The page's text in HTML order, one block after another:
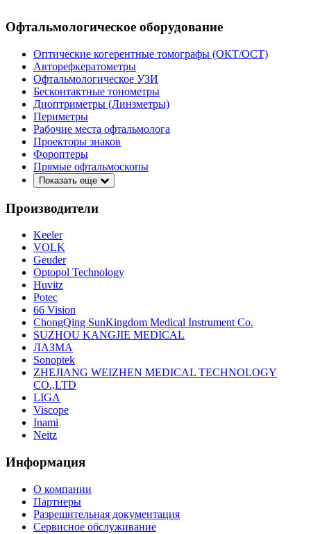
Офтальмологическое оборудование
Оптические когерентные томографы (ОКТ/ОСТ)
Авторефкератометры
Офтальмологическое УЗИ
Бесконтактные тонометры
Диоптриметры (Линзметры)
Периметры
Рабочие места офтальмолога
Проекторы знаков
Фороптеры
Прямые офтальмоскопы
Показать еще
Производители
Keeler
VOLK
Geuder
Optopol Technology
Huvitz
Potec
66 Vision
ChongQing SunKingdom Medical Instrument Co.
SUZHOU KANGJIE MEDICAL
ЛАЗМА
Sonoptek
ZHEJIANG WEIZHEN MEDICAL TECHNOLOGY
CO.,LTD
LIGA
Viscope
Inami
Neitz
Информация
О компании
Партнеры
Разрешительная документация
Сервисное обслуживание